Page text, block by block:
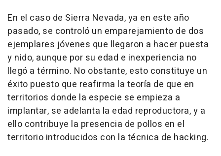
En el caso de Sierra Nevada, ya en este año
pasado, se controló un emparejamiento de dos
ejemplares jóvenes que llegaron a hacer puesta
y nido, aunque por su edad e inexperiencia no
llegó a término. No obstante, esto constituye un
éxito puesto que reafirma la teoría de que en
territorios donde la especie se empieza a
implantar, se adelanta la edad reproductora, y a
ello contribuye la presencia de pollos en el
territorio introducidos con la técnica de hacking.